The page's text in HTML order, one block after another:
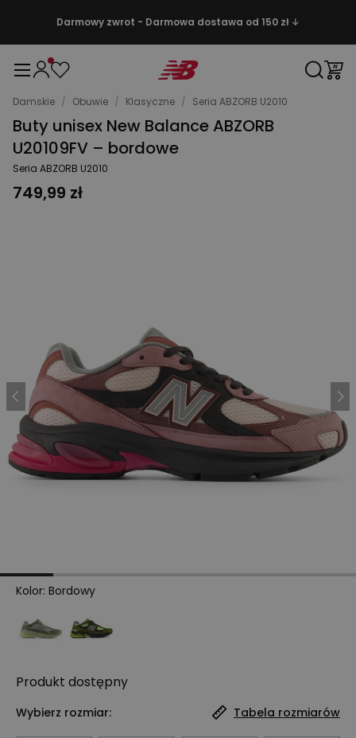
Darmowy zwrot - Darmowa dostawa od 150 zł ↓
Damskie / Obuwie / Klasyczne / Seria ABZORB U2010
Buty unisex New Balance ABZORB
U20109FV – bordowe
Seria ABZORB U2010
749,99 zł
Kolor: Bordowy
Produkt dostępny
Wybierz rozmiar: Tabela rozmiarów